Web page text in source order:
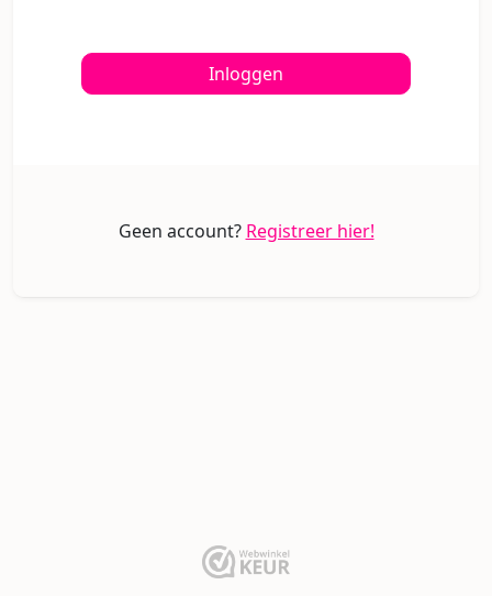
Inloggen
Geen account? Registreer hier!